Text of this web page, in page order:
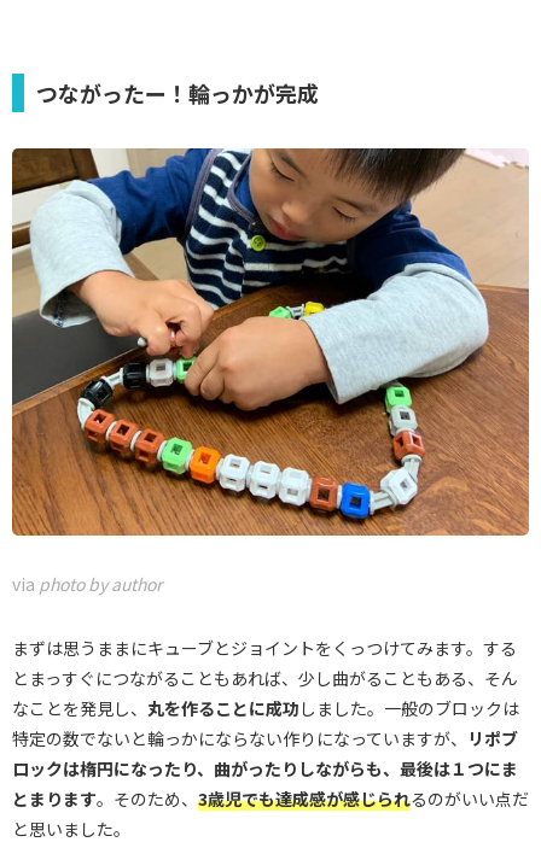
つながったー！輪っかが完成
via photo by author
まずは思うままにキューブとジョイントをくっつけてみます。する
とまっすぐにつながることもあれば、少し曲がることもある、そん
なことを発見し、 丸を作ることに成功 しました。一般のブロックは
特定の数でないと輪っかにならない作りになっていますが、 リポブ
ロックは楕円になったり、曲がったりしながらも、最後は１つにま
とまります。そのため、 3歳児でも達成感が感じられるのがいい点だ
と思いました。